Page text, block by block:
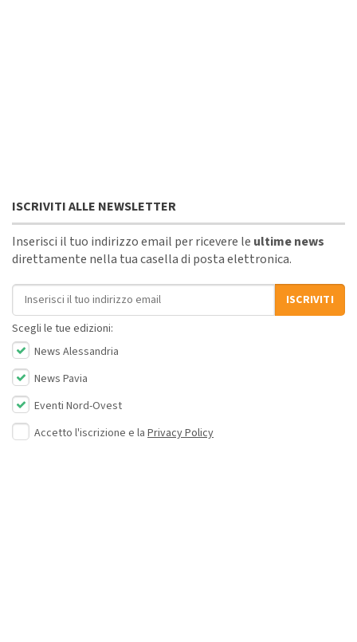
ISCRIVITI ALLE NEWSLETTER
Inserisci il tuo indirizzo email per ricevere le ultime news
direttamente nella tua casella di posta elettronica.
Indirizzo email
ISCRIVITI
Scegli le tue edizioni:
News Alessandria
News Pavia
Eventi Nord-Ovest
Accetto l'iscrizione e la Privacy Policy